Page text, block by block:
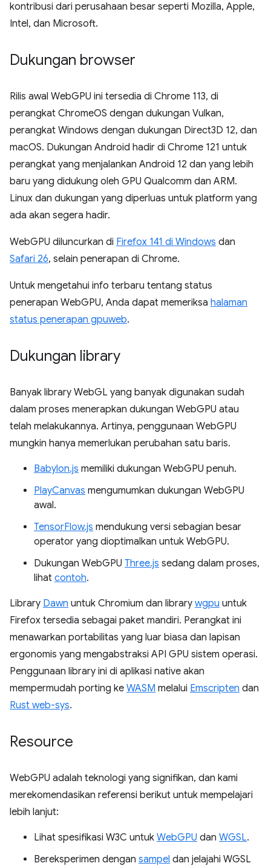
kontribusi dari perusahaan besar seperti Mozilla, Apple,
Intel, dan Microsoft.
Dukungan browser
Rilis awal WebGPU ini tersedia di Chrome 113, di
perangkat ChromeOS dengan dukungan Vulkan,
perangkat Windows dengan dukungan Direct3D 12, dan
macOS. Dukungan Android hadir di Chrome 121 untuk
perangkat yang menjalankan Android 12 dan yang lebih
baru yang didukung oleh GPU Qualcomm dan ARM.
Linux dan dukungan yang diperluas untuk platform yang
ada akan segera hadir.
WebGPU diluncurkan di Firefox 141 di Windows dan
Safari 26, selain penerapan di Chrome.
Untuk mengetahui info terbaru tentang status
penerapan WebGPU, Anda dapat memeriksa halaman
status penerapan gpuweb.
Dukungan library
Banyak library WebGL yang banyak digunakan sudah
dalam proses menerapkan dukungan WebGPU atau
telah melakukannya. Artinya, penggunaan WebGPU
mungkin hanya memerlukan perubahan satu baris.
Babylon.js memiliki dukungan WebGPU penuh.
PlayCanvas mengumumkan dukungan WebGPU
awal.
TensorFlow.js mendukung versi sebagian besar
operator yang dioptimalkan untuk WebGPU.
Dukungan WebGPU Three.js sedang dalam proses,
lihat contoh.
Library Dawn untuk Chromium dan library wgpu untuk
Firefox tersedia sebagai paket mandiri. Perangkat ini
menawarkan portabilitas yang luar biasa dan lapisan
ergonomis yang mengabstraksi API GPU sistem operasi.
Penggunaan library ini di aplikasi native akan
mempermudah porting ke WASM melalui Emscripten dan
Rust web-sys.
Resource
WebGPU adalah teknologi yang signifikan, dan kami
merekomendasikan referensi berikut untuk mempelajari
lebih lanjut:
Lihat spesifikasi W3C untuk WebGPU dan WGSL.
Bereksperimen dengan sampel dan jelajahi WGSL